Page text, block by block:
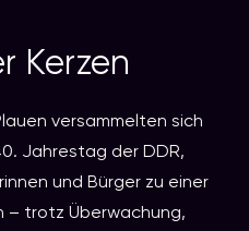
Kerzen
versammelten sich
Jahrestag der DDR,
und Bürger zu einer
– trotz Überwachung,